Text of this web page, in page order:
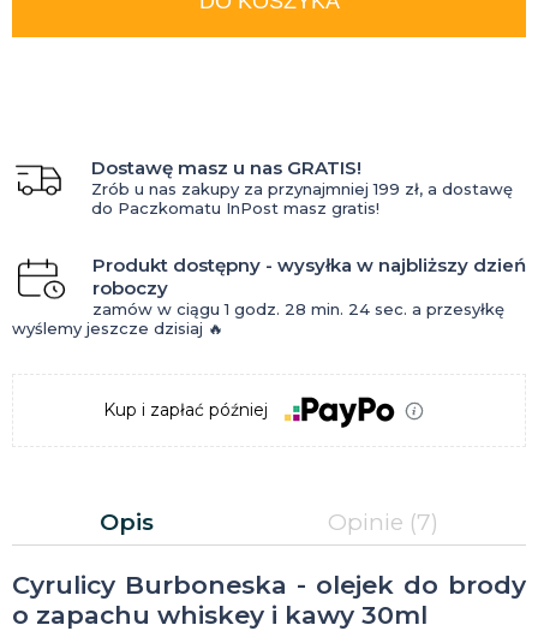
Dostawę masz u nas GRATIS!
Zrób u nas zakupy za przynajmniej 199 zł, a dostawę
do Paczkomatu InPost masz gratis!
Produkt dostępny - wysyłka w najbliższy dzień
roboczy
zamów w ciągu1 godz. 28 min. 24 sec. a przesyłkę
wyślemy jeszcze dzisiaj 🔥
Kup i zapłać później
Opis Opinie (7)
Cyrulicy Burboneska - olejek do brody
o zapachu whiskey i kawy 30ml